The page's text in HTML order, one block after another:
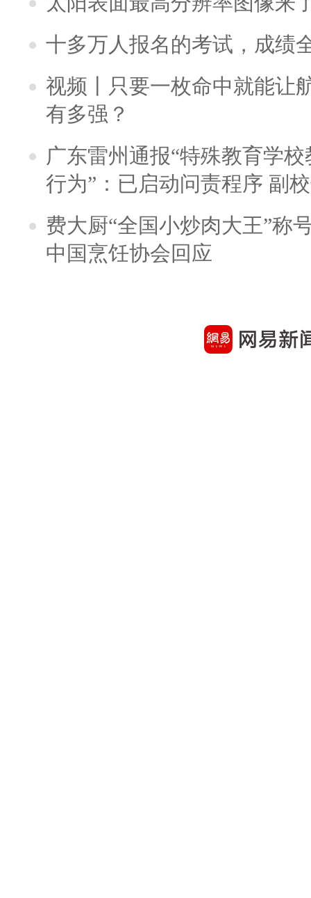
十多万人报名的考试，成绩
视频丨只要一枚命中就能让
有多强？
广东雷州通报“特殊教育学
行为”：已启动问责程序 副
费大厨“全国小炒肉大王”称
中国烹饪协会回应